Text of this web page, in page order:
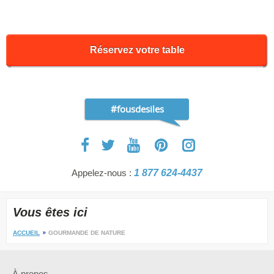
Réservez votre table
#fousdesiles
Appelez-nous : 1 877 624-4437
Vous êtes ici
ACCUEIL GOURMANDE DE NATURE